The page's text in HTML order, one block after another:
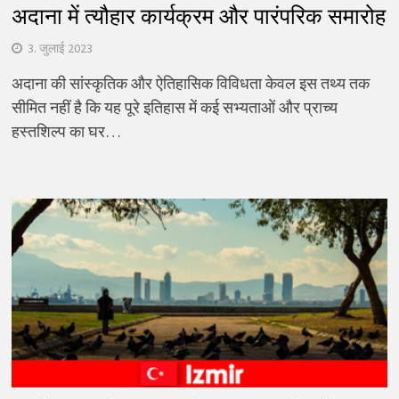
अदाना में त्यौहार कार्यक्रम और पारंपरिक समारोह
3. जुलाई 2023
अदाना की सांस्कृतिक और ऐतिहासिक विविधता केवल इस तथ्य तक
सीमित नहीं है कि यह पूरे इतिहास में कई सभ्यताओं और प्राच्य
हस्तशिल्प का घर…